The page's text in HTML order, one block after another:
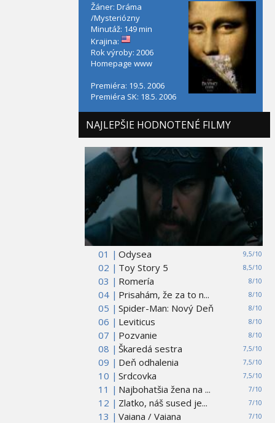
Žáner: Dráma
/Mysteriózny
Minutáž: 149 min
Krajina:
Rok výroby: 2006
Homepage www
Premiéra: 19.5. 2006
Premiéra SK: 18.5. 2006
NAJLEPŠIE HODNOTENÉ FILMY
01 | 9,5/10
Odysea
02 |
8,5/10
Toy Story 5
03 |
8/10
Romería
04 |
8/10
Prisahám, že za to n...
05 |
8/10
Spider-Man: Nový Deň
06 |
8/10
Leviticus
07 |
8/10
Pozvanie
08 |
7,5/10
Škaredá sestra
09 |
7,5/10
Deň odhalenia
10 |
7,5/10
Srdcovka
11 |
7/10
Najbohatšia žena na ...
12 |
7/10
Zlatko, náš sused je...
13 |
7/10
Vaiana / Vaiana